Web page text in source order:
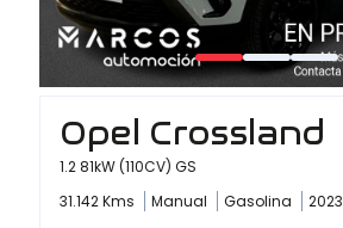
Opel Crossland
1.2 81kW (110CV) GS
31.142 Kms
Manual Gasolina 2023